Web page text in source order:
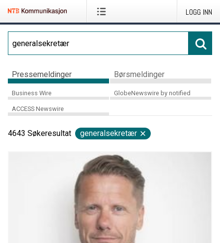
LOGG INN
Pressemeldinger Børsmeldinger
Business Wire GlobeNewswire by notified
ACCESS Newswire
4643 Søkeresultat generalsekretær